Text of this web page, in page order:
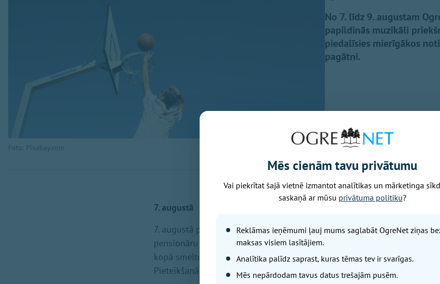
Foto: Pixabay.com
No 7. līdz 9. augustam
papildinās muzikāli
piedalīsies mierīgākos
pagātni.
7. augustā
7. augustā plkst. 15.00 un 8. augustā plkst. 10.00 Jumpravas pagasta
pensionāru biedrība "Viedums" aicina "viedumiešus" uz divām
kopā smeltos krāsu prieku un radītu un iepriecinātu sevi un citus (jo
Pieteikšanās pie Rutas Krūkles.
Mēs cienām tavu privātumu
Vai piekrītat šajā vietnē izmantot analītikas un mārketinga
saskaņā ar mūsu privātuma politiku?
Reklāmas ieņēmumi ļauj mums saglabāt OgreNet ziņas
maksas visiem lasītājiem.
Analītika palīdz saprast, kuras tēmas tev ir svarīgas.
Mēs nepārdodam tavus datus trešajām pusēm.